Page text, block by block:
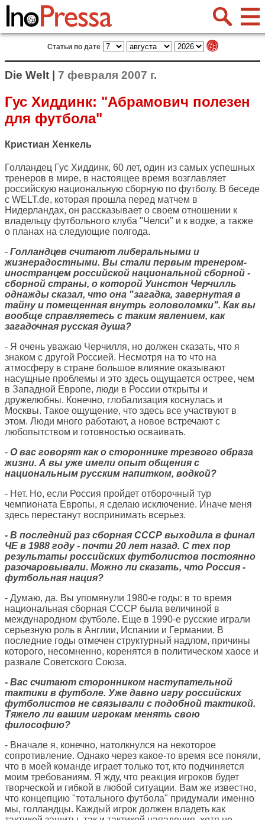
Статьи по дате
Die Welt | 7 февраля 2007 г.
Гус Хиддинк: "Абрамович полезен
для футбола"
Кристиан Хенкель
Голландец Гус Хиддинк, 60 лет, один из самых успешных
тренеров в мире, в настоящее время возглавляет
российскую национальную сборную по футболу. В беседе
с WELT.de, которая прошла перед матчем в
Нидерландах, он рассказывает о своем отношении к
владельцу футбольного клуба "Челси" и к водке, а также
о планах на следующие полгода.
- Голландцев считают либеральными и
жизнерадостными. Вы стали первым тренером-
иностранцем российской национальной сборной -
сборной страны, о которой Уинстон Черчилль
однажды сказал, что она "загадка, завернутая в
тайну и помещенная внутрь головоломки". Как вы
вообще справляетесь с таким явлением, как
загадочная русская душа?
- Я очень уважаю Черчилля, но должен сказать, что я
знаком с другой Россией. Несмотря на то что на
атмосферу в стране большое влияние оказывают
насущные проблемы и это здесь ощущается острее, чем
в Западной Европе, люди в России открыты и
дружелюбны. Конечно, глобализация коснулась и
Москвы. Такое ощущение, что здесь все участвуют в
этом. Люди много работают, а новое встречают с
любопытством и готовностью осваивать.
- О вас говорят как о стороннике трезвого образа
жизни. А вы уже имели опыт общения с
национальным русским напитком, водкой?
- Нет. Но, если Россия пройдет отборочный тур
чемпионата Европы, я сделаю исключение. Иначе меня
здесь перестанут воспринимать всерьез.
- В последний раз сборная СССР выходила в финал
ЧЕ в 1988 году - почти 20 лет назад. С тех пор
результаты российских футболистов постоянно
разочаровывали. Можно ли сказать, что Россия -
футбольная нация?
- Думаю, да. Вы упомянули 1980-е годы: в то время
национальная сборная СССР была величиной в
международном футболе. Еще в 1990-е русские играли
серьезную роль в Англии, Испании и Германии. В
последние годы отмечен структурный надлом, причины
которого, несомненно, коренятся в политическом хаосе и
развале Советского Союза.
- Вас считают сторонником наступательной
тактики в футболе. Уже давно игру российских
футболистов не связывали с подобной тактикой.
Тяжело ли вашим игрокам менять свою
философию?
- Вначале я, конечно, натолкнулся на некоторое
сопротивление. Однако через какое-то время все поняли,
что в моей команде играет только тот, кто подчиняется
моим требованиям. Я жду, что реакция игроков будет
творческой и гибкой в любой ситуации. Вам же известно,
что концепцию "тотального футбола" придумали именно
мы, голландцы. Каждый игрок должен владеть как